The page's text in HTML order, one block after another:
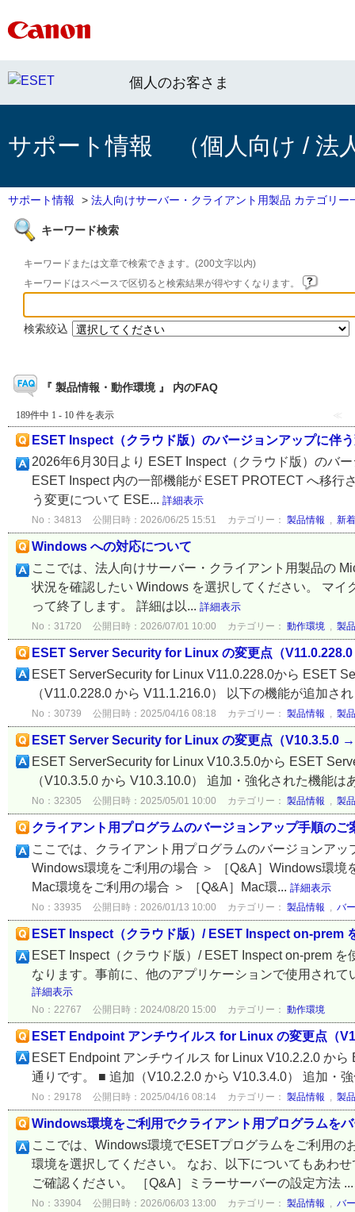
個人のお客さま
サポート情報 （個人向け / 法
サポート情報 > 法人向けサーバー・クライアント用製品 カテゴリー
キーワード検索
キーワードまたは文章で検索できます。(200文字以内)
キーワードはスペースで区切ると検索結果が得やすくなります。
検索絞込
『 製品情報・動作環境 』 内のFAQ
189件中 1 - 10 件を表示 ≪
ESET Inspect（クラウド版）のバージョンアップに伴
2026年6月30日より ESET Inspect（クラウド版）のバ
ESET Inspect 内の一部機能が ESET PROTECT へ移
う変更について ESE... 詳細表示
No：34813 公開日時：2026/06/25 15:51 カテゴリー： 製品情報 , 新
Windows への対応について
ここでは、法人向けサーバー・クライアント用製品の
状況を確認したい Windows を選択してください。 マ
って終了します。 詳細は以... 詳細表示
No：31720 公開日時：2026/07/01 10:00 カテゴリー： 動作環境 , 製
ESET Server Security for Linux の変更点（
ESET ServerSecurity for Linux V11.0.228.0から ESET
（V11.0.228.0 から V11.1.216.0） 以下の機能が追加さ
No：30739 公開日時：2025/04/16 08:18 カテゴリー： 製品情報 , 製
ESET Server Security for Linux の変更点（V10.3.5.0
ESET ServerSecurity for Linux V10.3.5.0から ESET
（V10.3.5.0 から V10.3.10.0） 追加・強化された機能は
No：32305 公開日時：2025/05/01 10:00 カテゴリー： 製品情報 , 製
クライアント用プログラムのバージョンアップ手順のご
ここでは、クライアント用プログラムのバージョンア
Windows環境をご利用の場合 ＞ ［Q&A］Windows環
Mac環境をご利用の場合 ＞ ［Q&A］Mac環... 詳細表示
No：33935 公開日時：2026/01/13 10:00 カテゴリー： 製品情報 , バ
ESET Inspect（クラウド版）/ ESET Inspect on-prem
ESET Inspect（クラウド版）/ ESET Inspect on-prem
なります。事前に、他のアプリケーションで使用され
詳細表示
No：22767 公開日時：2024/08/20 15:00 カテゴリー： 動作環境
ESET Endpoint アンチウイルス for Linux の変更点（
ESET Endpoint アンチウイルス for Linux V10.2.2.0 か
通りです。 ■ 追加（V10.2.2.0 から V10.3.4.0） 追加・
No：29178 公開日時：2025/04/16 08:14 カテゴリー： 製品情報 , 製
Windows環境をご利用でクライアント用プログラムを
ここでは、Windows環境でESETプログラムをご利用
環境を選択してください。 なお、以下についてもあわ
ご確認ください。 ［Q&A］ミラーサーバーの設定方法
No：33904 公開日時：2026/06/03 13:00 カテゴリー： 製品情報 , バ